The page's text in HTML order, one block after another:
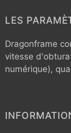
LES
Dragonframe
vitesse
numérique),